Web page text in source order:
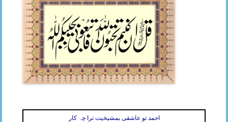
احمد تو عاشقی بمشیخیت ترا چہ کار